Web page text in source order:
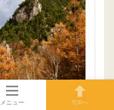
メニュー TOPへ